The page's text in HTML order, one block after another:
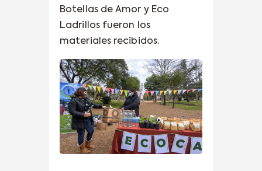
Botellas de Amor y Eco
Ladrillos fueron los
materiales recibidos.